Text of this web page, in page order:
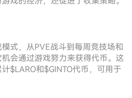
式，从PVE战斗到每周竞技场和
会通过游戏努力来获得代币。这
$LARO和$GINTO代币，可用于